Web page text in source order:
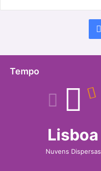
Tempo
Lisboa
Nuvens Dispersas